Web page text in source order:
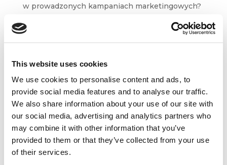
This website uses cookies
We use cookies to personalise content and ads, to
provide social media features and to analyse our traffic.
We also share information about your use of our site with
our social media, advertising and analytics partners who
may combine it with other information that you’ve
provided to them or that they’ve collected from your use
of their services.
w prowadzonych kampaniach marketingowych?
działania? Odpowiedzi na te i wiele innych
marketingowych i biznesowych pytań
Dane kontaktowe

questus